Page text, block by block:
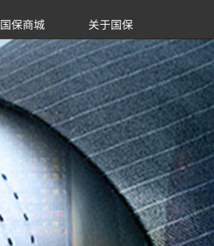
国保商城 关于国保